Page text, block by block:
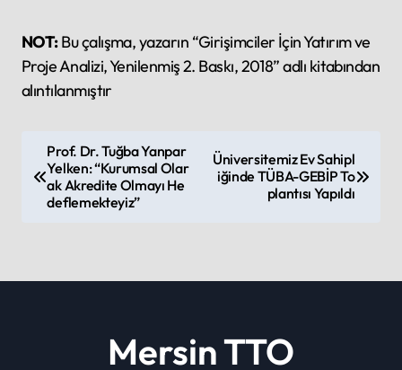
NOT:Bu çalışma, yazarın “Girişimciler İçin Yatırım ve
Proje Analizi, Yenilenmiş 2. Baskı, 2018” adlı kitabından
alıntılanmıştır
o
Prof. Dr. Tuğba Yanpar
Yelken: “Kurumsal Olar
ak Akredite Olmayı He
deflemekteyiz”
Üniversitemiz Ev Sahipl
iğinde TÜBA-GEBİP To
plantısı Yapıldı
Mersin TTO